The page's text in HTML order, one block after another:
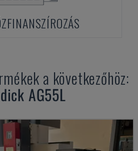
a következőhöz:
AG55L